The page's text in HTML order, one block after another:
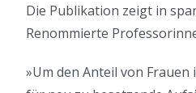
Die Publikation zeigt in
Renommierte
»Um den Anteil von